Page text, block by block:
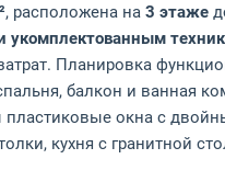
, расположена на 3 этаже
Планировка
балкон и ванная
окна с
кухня с гранитной